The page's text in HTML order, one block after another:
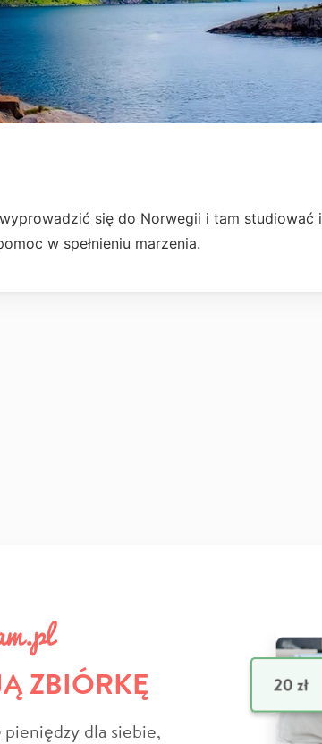
się do Norwegii i tam studiować i
w spełnieniu marzenia.
ZBIÓRKĘ
pieniędzy dla siebie,